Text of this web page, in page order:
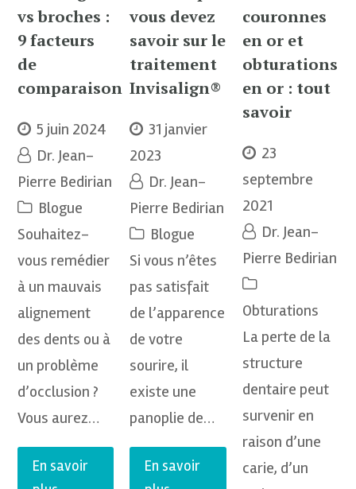
vs broches :
9 facteurs
de
comparaison
5 juin 2024
Dr. Jean-
Pierre Bedirian
Blogue
Souhaitez-
vous remédier
à un mauvais
alignement
des dents ou à
un problème
d’occlusion ?
Vous aurez…
En savoir
vous devez
savoir sur le
traitement
Invisalign®
31 janvier
2023
Dr. Jean-
Pierre Bedirian
Blogue
Si vous n’êtes
pas satisfait
de l’apparence
de votre
sourire, il
existe une
panoplie de…
En savoir
couronnes
en or et
obturations
en or : tout
savoir
23
septembre
2021
Dr. Jean-
Pierre Bedirian
Obturations
La perte de la
structure
dentaire peut
survenir en
raison d’une
carie, d’un